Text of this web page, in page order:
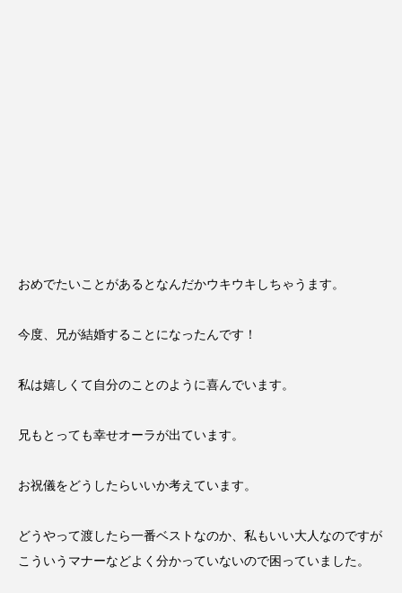
おめでたいことがあるとなんだかウキウキしちゃうます。
今度、兄が結婚することになったんです！
私は嬉しくて自分のことのように喜んでいます。
兄もとっても幸せオーラが出ています。
お祝儀をどうしたらいいか考えています。
どうやって渡したら一番ベストなのか、私もいい大人なのですが
こういうマナーなどよく分かっていないので困っていました。